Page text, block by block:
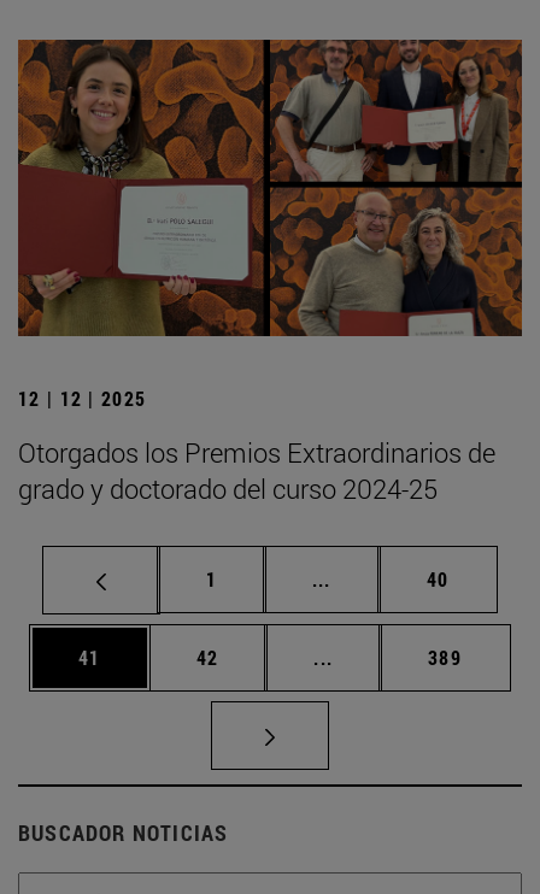
12 | 12 | 2025
Otorgados los Premios Extraordinarios de
grado y doctorado del curso 2024-25
Página
1 ... Páginas intermedias
Página
40
Página
41 Página
42 ... Páginas intermedias
Página
389
BUSCADOR NOTICIAS